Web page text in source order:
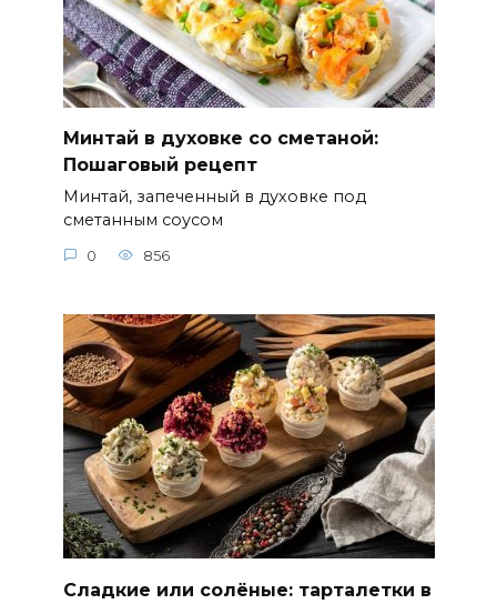
Минтай в духовке со сметаной:
Пошаговый рецепт
Минтай, запеченный в духовке под
сметанным соусом
0 856
Сладкие или солёные: тарталетки в